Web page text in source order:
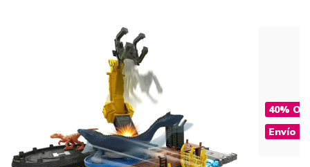
40%
Envío